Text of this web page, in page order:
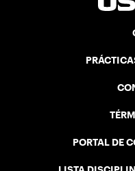
PORTAL DE
LISTA